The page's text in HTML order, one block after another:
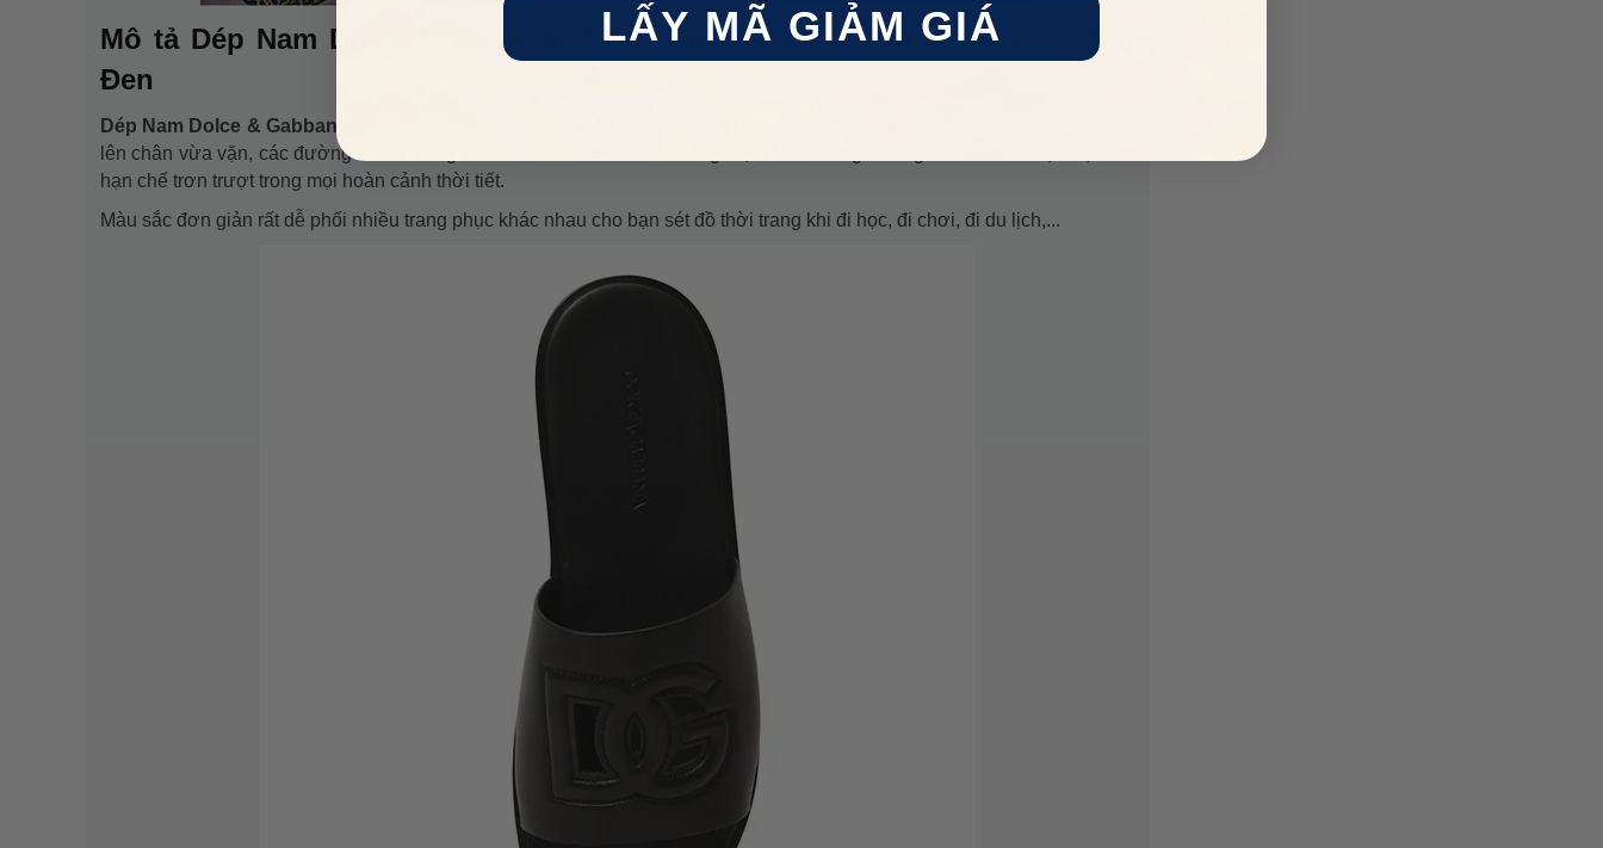
Mô tả Dép Nam Dolce & Gabbana D&G Slides With DG Logo A80272 Màu
Đen
Dép Nam Dolce & Gabbana D&G Slides With DG Logo A80272 Màu Đen
lên chân vừa vặn, các đường nét vô cùng sắc sảo và chắc chắn hài lòng mọi khách hàng. Đế ngoài mềm dẻo tạo độ bám
hạn chế trơn trượt trong mọi hoàn cảnh thời tiết.
Màu sắc đơn giản rất dễ phối nhiều trang phục khác nhau cho bạn sét đồ thời trang khi đi học, đi chơi, đi du lịch,...
LẤY MÃ GIẢM GIÁ